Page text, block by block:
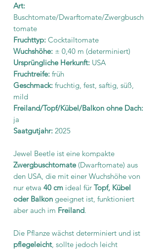
Art:
Buschtomate/Dwarftomate/Zwergbusch
tomate
Fruchttyp: Cocktailtomate
Wuchshöhe: ± 0,40 m (determiniert)
Ursprüngliche Herkunft: USA
Fruchtreife: früh
Geschmack: fruchtig, fest, saftig, süß,
mild
Freiland/Topf/Kübel/Balkon ohne Dach:
ja
Saatgutjahr: 2025
Jewel Beetle ist eine kompakte
Zwergbuschtomate (Dwarftomate) aus
den USA, die mit einer Wuchshöhe von
nur etwa 40 cm ideal für Topf, Kübel
oder Balkon geeignet ist, funktioniert
aber auch im Freiland.
Die Pflanze wächst determiniert und ist
pflegeleicht, sollte jedoch leicht